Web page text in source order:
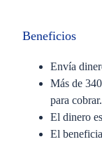
Beneficios
Envía
Más de
para cobrar.
El dinero
El